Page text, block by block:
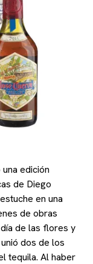
edición
de Diego
en una
de obras
de las flores y
dos de los
tequila. Al haber